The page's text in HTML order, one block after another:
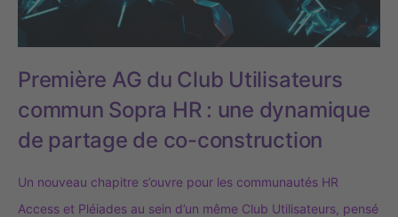
Première AG du Club Utilisateurs
commun Sopra HR : une dynamique
de partage de co-construction
Un nouveau chapitre s’ouvre pour les communautés HR
Access et Pléiades au sein d’un même Club Utilisateurs, pensé